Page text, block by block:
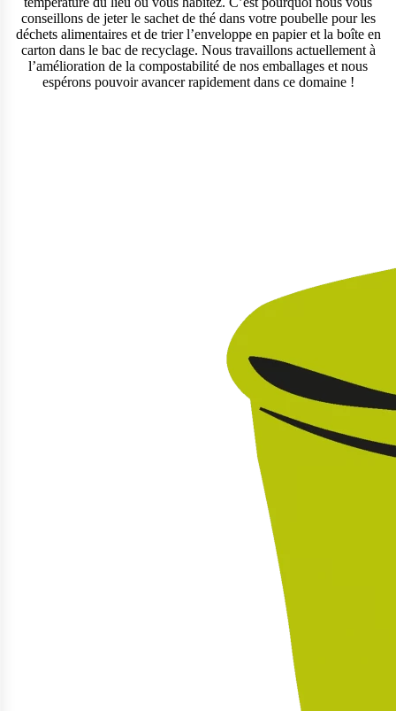
conseillons de jeter le sachet de thé dans votre poubelle pour les
déchets alimentaires et de trier l’enveloppe en papier et la boîte en
carton dans le bac de recyclage. Nous travaillons actuellement à
l’amélioration de la compostabilité de nos emballages et nous
espérons pouvoir avancer rapidement dans ce domaine !